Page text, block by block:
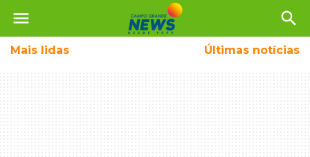
menu search
Mais lidas Últimas notícias